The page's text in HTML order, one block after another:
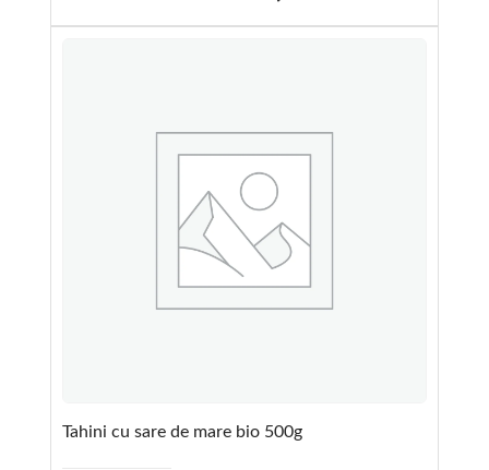
Tahini cu sare de mare bio 500g